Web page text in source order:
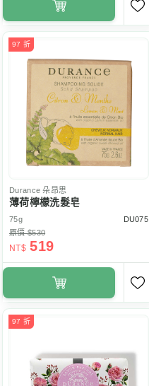
97 折
Durance 朵昂思
薄荷檸檬洗髮皂
75g
DU075
原價 $530
NT$ 519
97 折